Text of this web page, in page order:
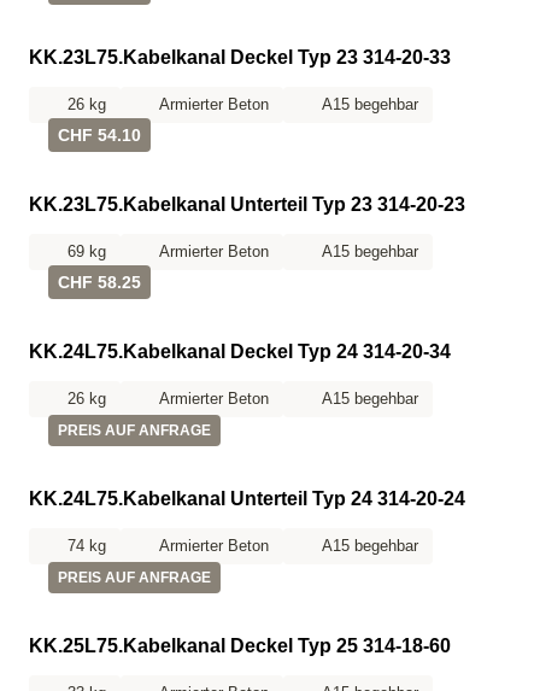
KK.23L75.Kabelkanal Deckel Typ 23 314-20-33
26 kg Armierter Beton A15 begehbar
CHF 54.10
KK.23L75.Kabelkanal Unterteil Typ 23 314-20-23
69 kg Armierter Beton A15 begehbar
CHF 58.25
KK.24L75.Kabelkanal Deckel Typ 24 314-20-34
26 kg Armierter Beton A15 begehbar
PREIS AUF ANFRAGE
KK.24L75.Kabelkanal Unterteil Typ 24 314-20-24
74 kg Armierter Beton A15 begehbar
PREIS AUF ANFRAGE
KK.25L75.Kabelkanal Deckel Typ 25 314-18-60